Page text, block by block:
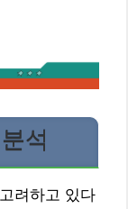
석
려하고 있다